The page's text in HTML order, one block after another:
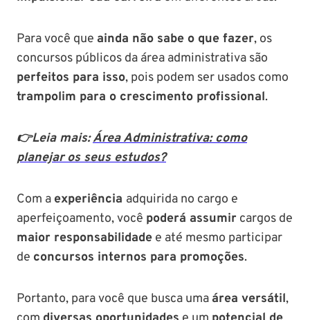
Para você que ainda não sabe o que fazer, os
concursos públicos da área administrativa são
perfeitos para isso, pois podem ser usados como
trampolim para o crescimento profissional.
👉Leia mais:Área Administrativa: como
planejar os seus estudos?
Com a experiência adquirida no cargo e
aperfeiçoamento, você poderá assumir cargos de
maior responsabilidade e até mesmo participar
de concursos internos para promoções.
Portanto, para você que busca uma área versátil,